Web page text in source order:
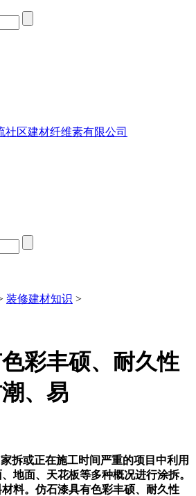
装修建材知识 >
彩丰硕、耐久性
、易
或正在施工时间严重的项目中利用
地面、天花板等多种概况进行涂拆。
料。仿石漆具有色彩丰硕、耐久性